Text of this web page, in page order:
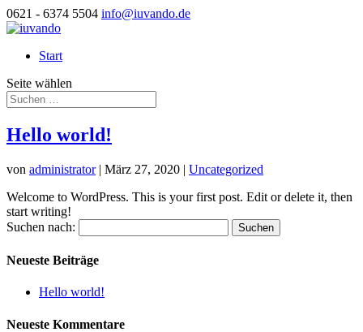
0621 - 6374 5504 info@iuvando.de
Start
Seite wählen
Hello world!
von administrator| März 27, 2020 | Uncategorized
Welcome to WordPress. This is your first post. Edit or delete it, then
start writing!
Suchen nach:
Neueste Beiträge
Hello world!
Neueste Kommentare